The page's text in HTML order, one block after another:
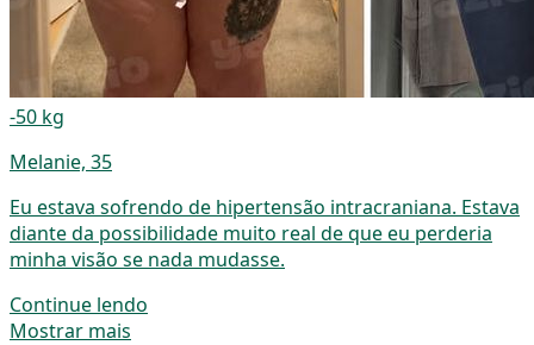
-50 kg
Melanie, 35
Eu estava sofrendo de hipertensão intracraniana. Estava
diante da possibilidade muito real de que eu perderia
minha visão se nada mudasse.
Continue lendo
Mostrar mais